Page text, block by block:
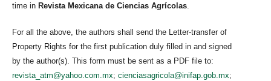
time in Revista Mexicana de Ciencias Agrícolas
For all the above, the authors shall send the Letter-transfer of
Property Rights for the first publication duly filled in and signed
by the author(s). This form must be sent as a PDF file to:
revista_atm@yahoo.com.mx; cienciasagricola@inifap.gob.mx;